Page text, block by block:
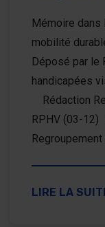
Mémoire dans
mobilité
Déposé par le
handicapées
Rédaction
RPHV (03-
Regroupement
LIRE LA
SUR